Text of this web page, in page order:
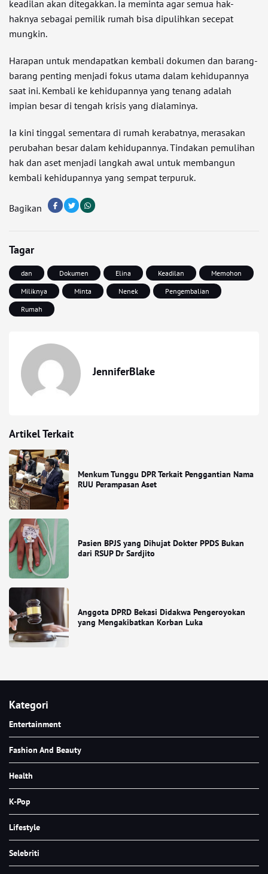
keadilan akan ditegakkan. Ia meminta agar semua hak-
haknya sebagai pemilik rumah bisa dipulihkan secepat
mungkin.
Harapan untuk mendapatkan kembali dokumen dan barang-
barang penting menjadi fokus utama dalam kehidupannya
saat ini. Kembali ke kehidupannya yang tenang adalah
impian besar di tengah krisis yang dialaminya.
Ia kini tinggal sementara di rumah kerabatnya, merasakan
perubahan besar dalam kehidupannya. Tindakan pemulihan
hak dan aset menjadi langkah awal untuk membangun
kembali kehidupannya yang sempat terpuruk.
Bagikan
Tagar
dan Dokumen Elina Keadilan
Memohon
Miliknya
Minta Nenek
Pengembalian
Rumah
JenniferBlake
Artikel Terkait
Menkum Tunggu DPR Terkait Penggantian Nama
RUU Perampasan Aset
Pasien BPJS yang Dihujat Dokter PPDS Bukan
dari RSUP Dr Sardjito
Anggota DPRD Bekasi Didakwa Pengeroyokan
yang Mengakibatkan Korban Luka
Kategori
Entertainment
Fashion And Beauty
Health
K-Pop
Lifestyle
Selebriti